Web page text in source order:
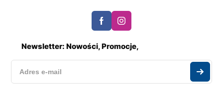
Newsletter: Nowości, Promocje,